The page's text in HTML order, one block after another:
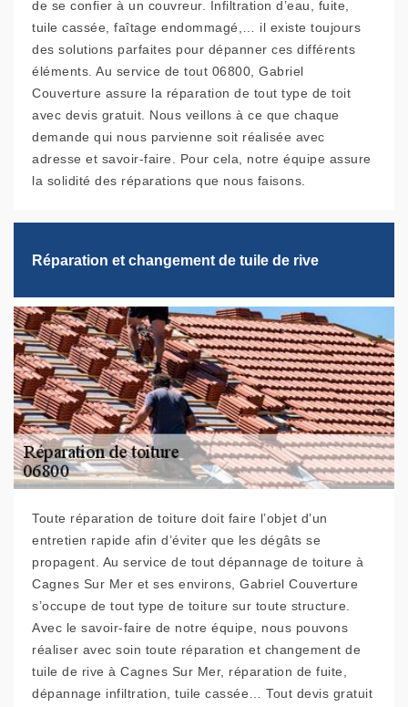
de se confier à un couvreur. Infiltration d’eau, fuite,
tuile cassée, faîtage endommagé,… il existe toujours
des solutions parfaites pour dépanner ces différents
éléments. Au service de tout 06800, Gabriel
Couverture assure la réparation de tout type de toit
avec devis gratuit. Nous veillons à ce que chaque
demande qui nous parvienne soit réalisée avec
adresse et savoir-faire. Pour cela, notre équipe assure
la solidité des réparations que nous faisons.
Réparation et changement de tuile de rive
Toute réparation de toiture doit faire l’objet d’un
entretien rapide afin d’éviter que les dégâts se
propagent. Au service de tout dépannage de toiture à
Cagnes Sur Mer et ses environs, Gabriel Couverture
s’occupe de tout type de toiture sur toute structure.
Avec le savoir-faire de notre équipe, nous pouvons
réaliser avec soin toute réparation et changement de
tuile de rive à Cagnes Sur Mer, réparation de fuite,
dépannage infiltration, tuile cassée… Tout devis gratuit